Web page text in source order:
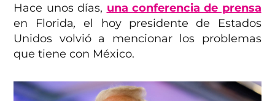
Hace unos días, una conferencia de prensa
en Florida,el hoy presidente de Estados
Unidos volvió a mencionar los problemas
que tiene con México.